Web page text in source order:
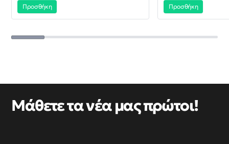
Προσθήκη Προσθήκη
Μάθετε τα νέα μας πρώτοι!